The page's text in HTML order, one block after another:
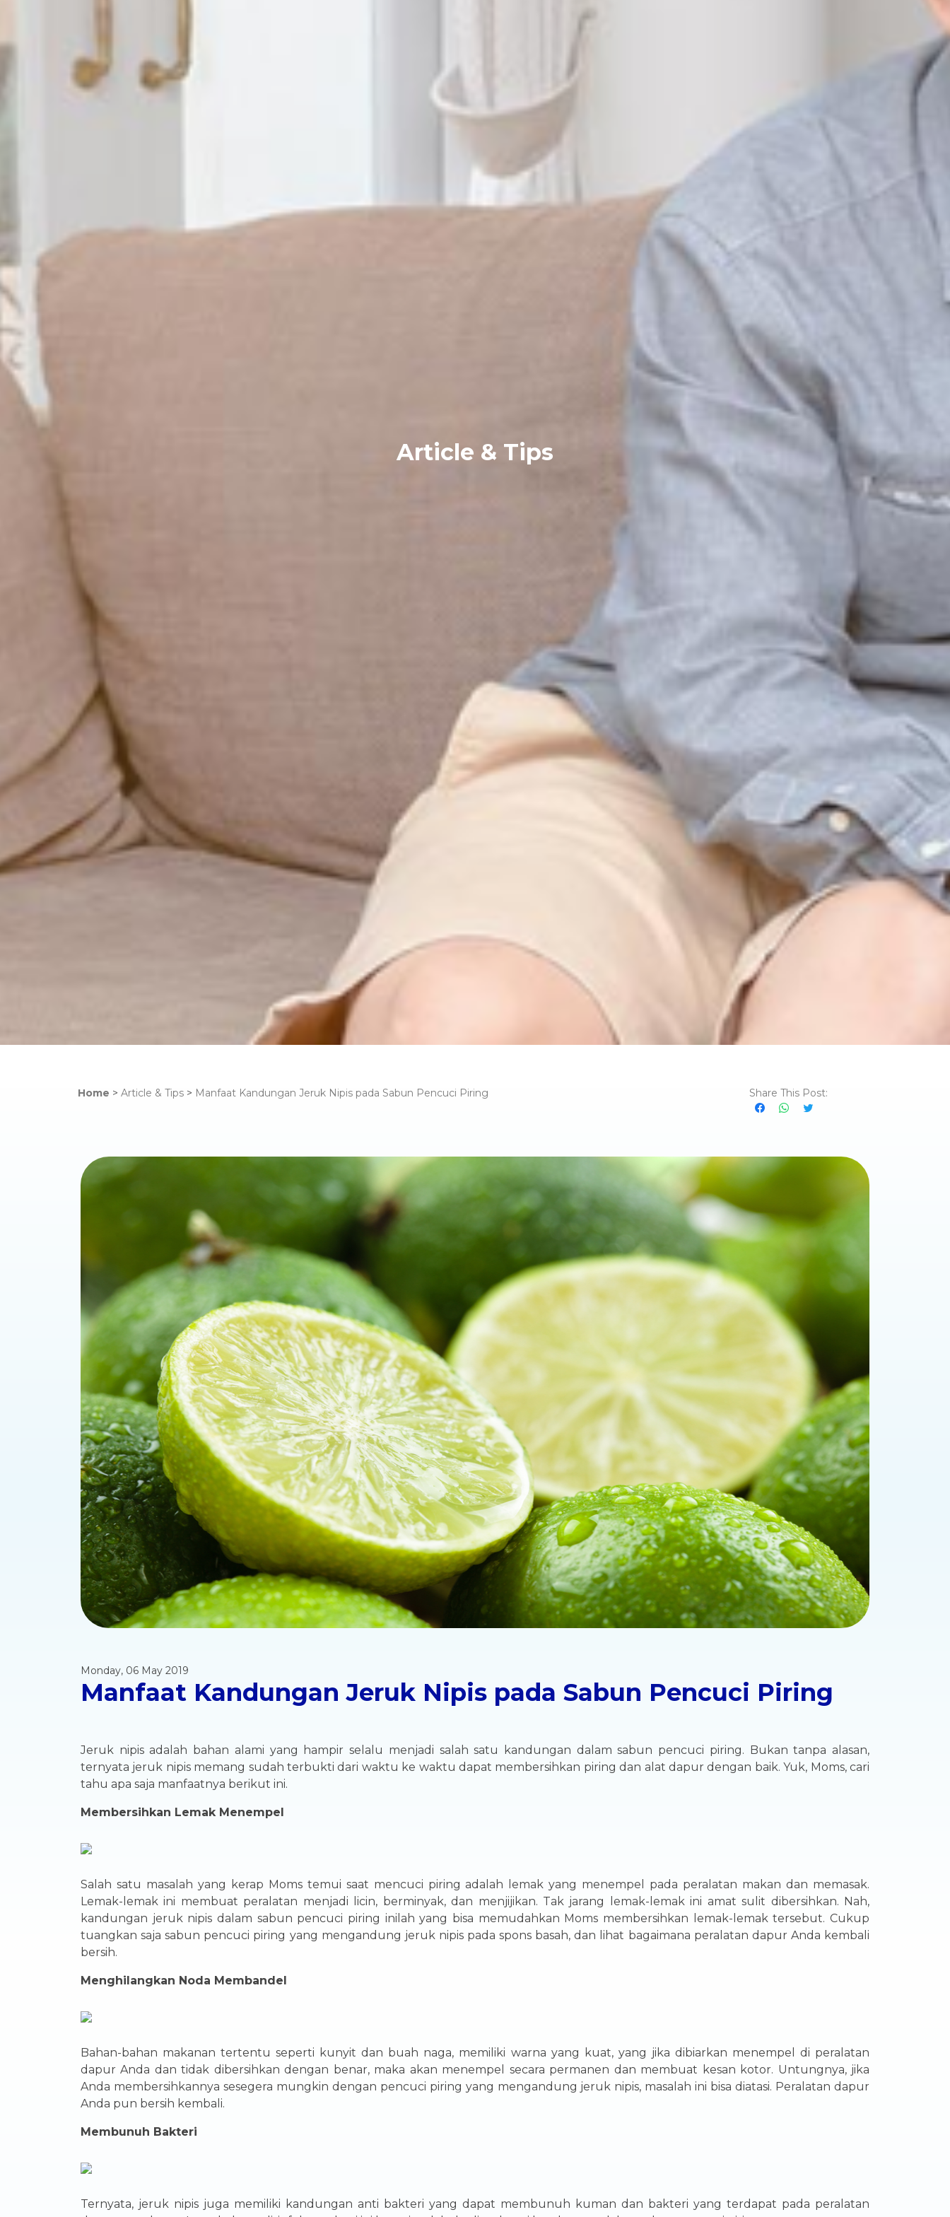
Article & Tips
Home > Article & Tips > Manfaat Kandungan Jeruk Nipis pada Sabun Pencuci Piring Share This Post:
Monday, 06 May 2019
Manfaat Kandungan Jeruk Nipis pada Sabun Pencuci Piring
Jeruk nipis adalah bahan alami yang hampir selalu menjadi salah satu kandungan dalam sabun pencuci piring. Bukan tanpa alasan,
ternyata jeruk nipis memang sudah terbukti dari waktu ke waktu dapat membersihkan piring dan alat dapur dengan baik. Yuk, Moms, cari
tahu apa saja manfaatnya berikut ini.
Membersihkan Lemak Menempel
Salah satu masalah yang kerap Moms temui saat mencuci piring adalah lemak yang menempel pada peralatan makan dan memasak.
Lemak-lemak ini membuat peralatan menjadi licin, berminyak, dan menjijikan. Tak jarang lemak-lemak ini amat sulit dibersihkan. Nah,
kandungan jeruk nipis dalam sabun pencuci piring inilah yang bisa memudahkan Moms membersihkan lemak-lemak tersebut. Cukup
tuangkan saja sabun pencuci piring yang mengandung jeruk nipis pada spons basah, dan lihat bagaimana peralatan dapur Anda kembali
bersih.
Menghilangkan Noda Membandel
Bahan-bahan makanan tertentu seperti kunyit dan buah naga, memiliki warna yang kuat, yang jika dibiarkan menempel di peralatan
dapur Anda dan tidak dibersihkan dengan benar, maka akan menempel secara permanen dan membuat kesan kotor. Untungnya, jika
Anda membersihkannya sesegera mungkin dengan pencuci piring yang mengandung jeruk nipis, masalah ini bisa diatasi. Peralatan dapur
Anda pun bersih kembali.
Membunuh Bakteri
Ternyata, jeruk nipis juga memiliki kandungan anti bakteri yang dapat membunuh kuman dan bakteri yang terdapat pada peralatan